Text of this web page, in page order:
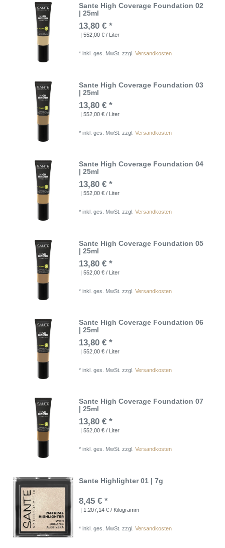
Sante High Coverage Foundation 02
| 25ml
13,80 € *
| 552,00 € / Liter
*inkl. ges. MwSt. zzgl.Versandkosten
Sante High Coverage Foundation 03
| 25ml
13,80 € *
| 552,00 € / Liter
*inkl. ges. MwSt. zzgl.Versandkosten
Sante High Coverage Foundation 04
| 25ml
13,80 € *
| 552,00 € / Liter
*inkl. ges. MwSt. zzgl.Versandkosten
Sante High Coverage Foundation 05
| 25ml
13,80 € *
| 552,00 € / Liter
*inkl. ges. MwSt. zzgl.Versandkosten
Sante High Coverage Foundation 06
| 25ml
13,80 € *
| 552,00 € / Liter
*inkl. ges. MwSt. zzgl.Versandkosten
Sante High Coverage Foundation 07
| 25ml
13,80 € *
| 552,00 € / Liter
*inkl. ges. MwSt. zzgl.Versandkosten
Sante Highlighter 01 | 7g
8,45 € *
| 1.207,14 € / Kilogramm
*inkl. ges. MwSt. zzgl.Versandkosten